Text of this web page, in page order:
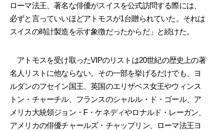
ローマ法王、著名な俳優がスイスを公式訪問する際には、
必ずと言っていいほどアトモスが1台贈られていた。それは
スイスの時計製造を示す象徴だったからだ」と続けた。
アトモスを受け取ったVIPのリストは20世紀の歴史上の著
名人リストに他ならない。その一部を挙げるだけでも、ヨ
ルダンのフセイン国王、英国のエリザベス女王やウィンス
トン・チャーチル、フランスのシャルル・ド・ゴール、ア
メリカ大統領ジョン・F・ケネディやロナルド・レーガン、
アメリカの俳優チャールズ・チャップリン、ローマ法王ヨ